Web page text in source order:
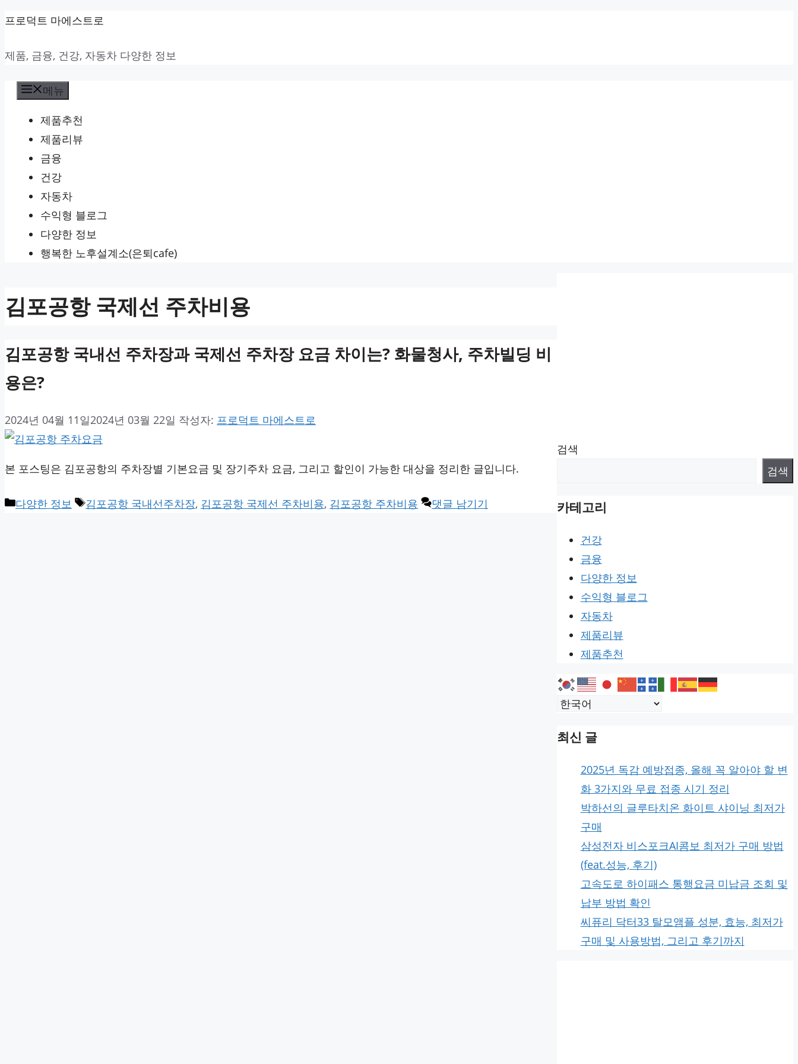
컨
츠
프로덕트 마에스트로
제품, 금융, 건강, 자동차 다양한 정보
메뉴
제품추천
제품리뷰
금융
건강
자동차
수익형 블로그
다양한 정보
행복한 노후설계소(은퇴cafe)
김포공항 국제선 주차비용
김포공항 국내선 주차장과 국제선 주차장 요금 차이는? 화물청사, 주차빌딩 비
용은?
2024년 04월 11일2024년 03월 22일 작성자: 프로덕트 마에스트로
본 포스팅은 김포공항의 주차장별 기본요금 및 장기주차 요금, 그리고 할인이 가능한 대상을 정리한 글입니다.
카
다양한 정보
태
김포공항 국내선주차장, 김포공항 국제선 주차비용, 김포공항 주차비용 댓글 남기기
검색
검색
카테고리
건강
금융
다양한 정보
수익형 블로그
자동차
제품리뷰
제품추천
최신 글
2025년 독감 예방접종, 올해 꼭 알아야 할 변
화 3가지와 무료 접종 시기 정리
박하선의 글루타치온 화이트 샤이닝 최저가
구매
삼성전자 비스포크AI콤보 최저가 구매 방법
(feat.성능, 후기)
고속도로 하이패스 통행요금 미납금 조회 및
납부 방법 확인
씨퓨리 닥터33 탈모앰플 성분, 효능, 최저가
구매 및 사용방법, 그리고 후기까지